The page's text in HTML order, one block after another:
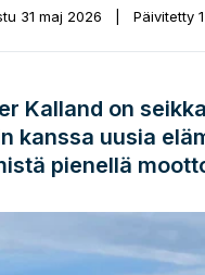
31 maj 2026 Päivitetty
Kalland on
kanssa uusia
pienellä